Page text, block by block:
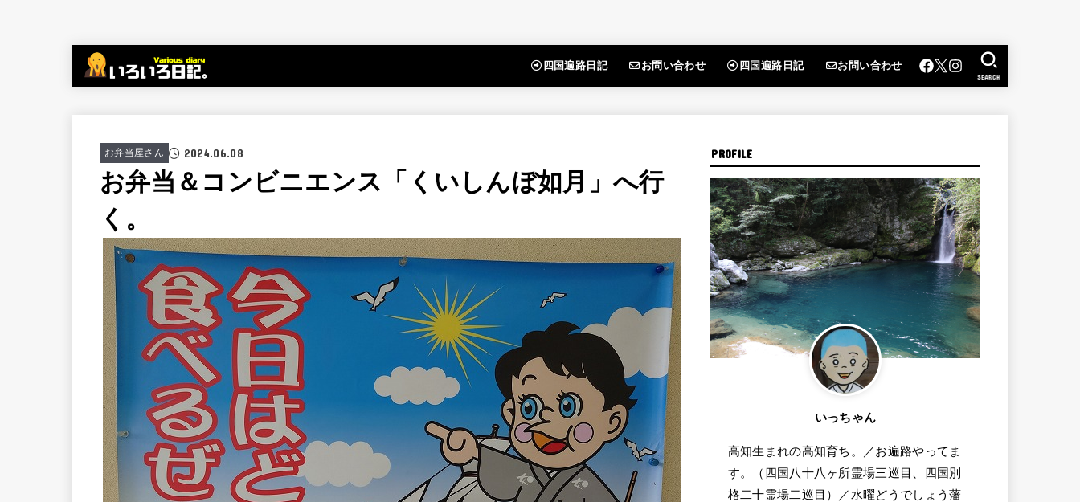
四国遍路日記 お問い合わせ 四国遍路日記 お問い合わせ
SEARCH
お弁当屋さん 2024.06.08
お弁当＆コンビニエンス「くいしんぼ如月」へ行
く。
PROFILE
いっちゃん
高知生まれの高知育ち。／お遍路やってま
す。（四国八十八ヶ所霊場三巡目、四国別
格二十霊場二巡目）／水曜どうでしょう藩